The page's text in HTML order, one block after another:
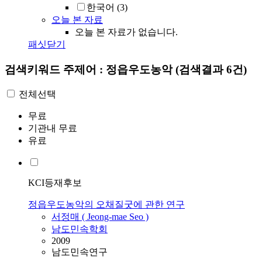
한국어 (3)
오늘 본 자료
오늘 본 자료가 없습니다.
패싯닫기
검색키워드 주제어 : 정읍우도농악(검색결과 6건)
전체선택
무료
기관내 무료
유료
KCI등재후보
정읍우도농악의 오채질굿에 관한 연구
서정매 ( Jeong-mae Seo )
남도민속학회
2009
남도민속연구